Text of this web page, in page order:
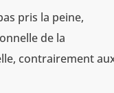
pris la peine,
de la
contrairement